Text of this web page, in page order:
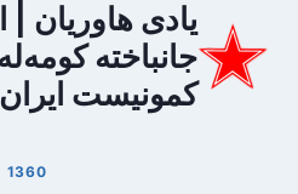
محتوا
یادی هاوریان |
جانباخته
کمونیست ایران
1360